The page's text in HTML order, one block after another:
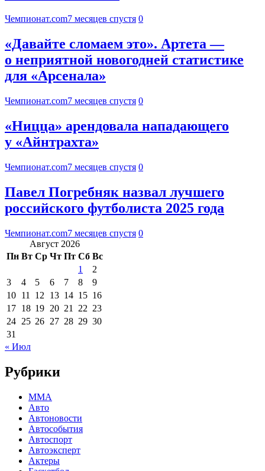
Чемпионат.com7 месяцев спустя 0
«Давайте сломаем это». Артета —
о неприятной новогодней статистике
для «Арсенала»
Чемпионат.com7 месяцев спустя 0
«Ницца» арендовала нападающего
у «Айнтрахта»
Чемпионат.com7 месяцев спустя 0
Павел Погребняк назвал лучшего
российского футболиста 2025 года
Чемпионат.com7 месяцев спустя 0
Август 2026
Пн Вт Ср Чт Пт Сб Вс
1
2
3
4 5 6 7 8
9
10 11 12 13 14 15 16
17 18 19 20 21 22 23
24 25 26 27 28 29 30
31
« Июл
Рубрики
MMA
Авто
Автоновости
Автособытия
Автоспорт
Автоэксперт
Актеры